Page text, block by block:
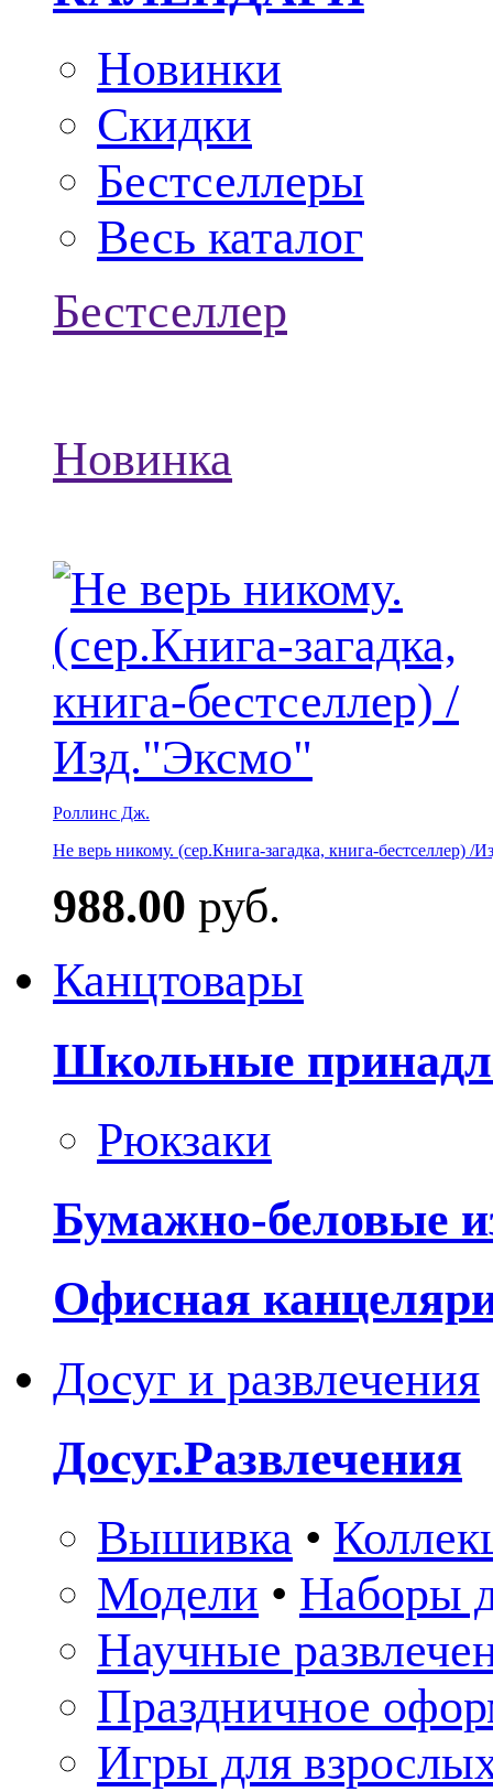
Новинки
Скидки
Бестселлеры
Весь каталог
Бестселлер
Новинка
Роллинс Дж.
Не верь никому. (сер.Книга-загадка, книга-бестселлер) /
988.00 руб.
Канцтовары
Школьные
Рюкзаки
Бумажно-беловые
Офисная
Досуг и развлечения
Досуг.Развлечения
Вышивка •
Модели • Наборы
Научные
Праздничное
Игры для